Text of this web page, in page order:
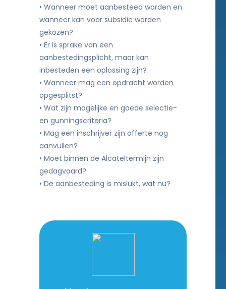
• Wanneer moet aanbesteed worden en
wanneer kan voor subsidie worden
gekozen?
• Er is sprake van een
aanbestedingsplicht, maar kan
inbesteden een oplossing zijn?
• Wanneer mag een opdracht worden
opgesplitst?
• Wat zijn mogelijke en goede selectie-
en gunningscriteria?
• Mag een inschrijver zijn offerte nog
aanvullen?
• Moet binnen de Alcateltermijn zijn
gedagvaard?
• De aanbesteding is mislukt, wat nu?